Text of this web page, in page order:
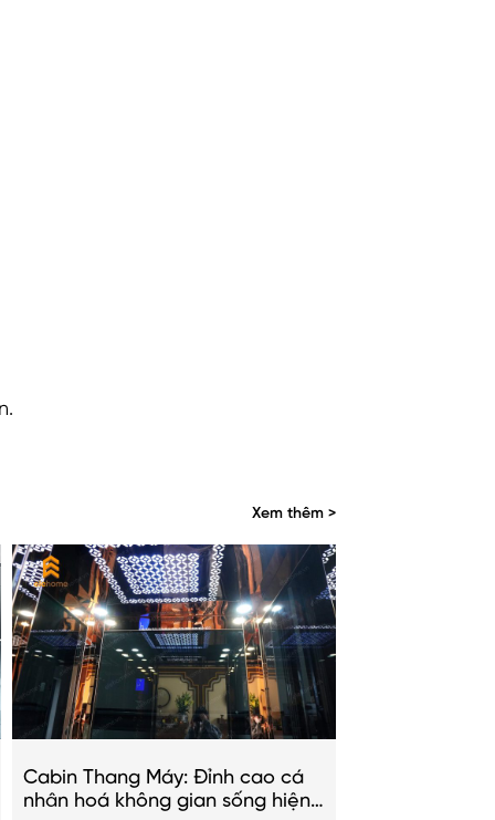
Xem thêm >
Cabin Thang Máy: Đỉnh cao cá
nhân hoá không gian sống hiện